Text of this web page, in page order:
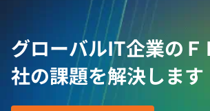
グローバルIT企業のＦ
社の課題を解決します